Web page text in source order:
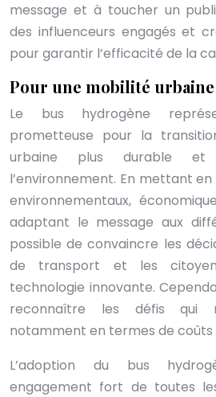
message et à toucher un
des influenceurs engagés et
pour garantir l’efficacité de la
Pour une mobilité
Le bus hydrogène
prometteuse pour la
urbaine plus durable et
l’environnement. En mettant
environnementaux,
adaptant le message aux
possible de convaincre les
de transport et les
technologie innovante.
reconnaître les défis qui
notamment en termes de coûts
L’adoption du bus
engagement fort de toutes